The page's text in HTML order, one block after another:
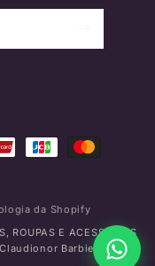
da Shopify
ROUPAS E ACESSORIOS
Barbieri, 775 -